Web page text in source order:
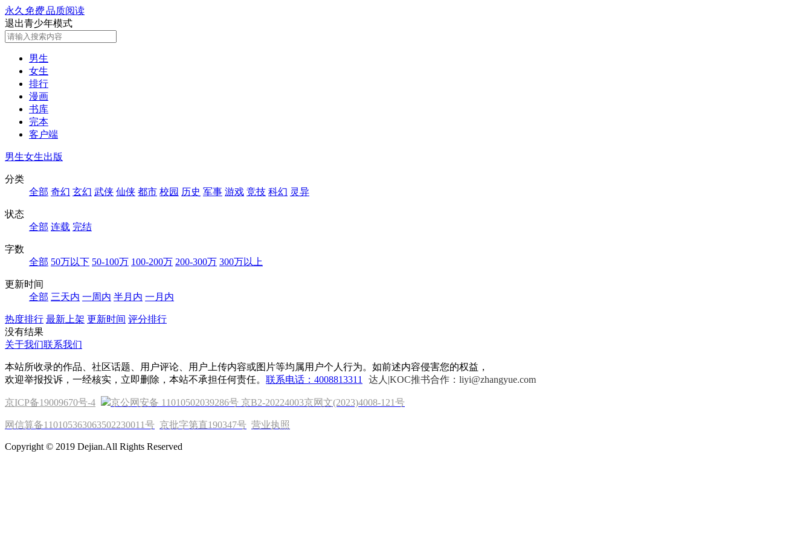
永久 免费品质阅读
退出青少年模式
男生
女生
排行
漫画
书库
完本
客户端
男生女生出版
分类
全部 奇幻 玄幻 武侠 仙侠 都市 校园 历史 军事 游戏 竞技 科幻 灵异
状态
全部 连载 完结
字数
全部 50万以下 50-100万 100-200万 200-300万 300万以上
更新时间
全部 三天内 一周内 半月内 一月内
热度排行 最新上架 更新时间 评分排行
没有结果
关于我们联系我们
本站所收录的作品、社区话题、用户评论、用户上传内容或图片等均属用户个人行为。如前述内容侵害您的权益，
欢迎举报投诉，一经核实，立即删除，本站不承担任何责任。 联系电话：4008813311 达人|KOC推书合作：liyi@zhangyue.com
京ICP备19009670号-4 京公网安备 11010502039286号 京B2-20224003京网文(2023)4008-121号
网信算备110105363063502230011号 京批字第直190347号 营业执照
Copyright © 2019 Dejian.All Rights Reserved